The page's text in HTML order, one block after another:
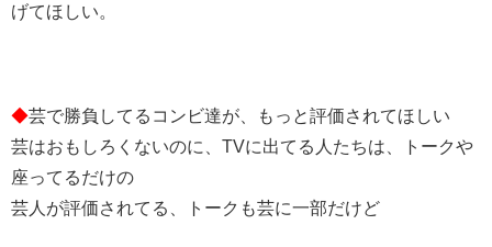
げてほしい。
◆芸で勝負してるコンビ達が、もっと評価されてほしい
芸はおもしろくないのに、TVに出てる人たちは、トークや
座ってるだけの
芸人が評価されてる、トークも芸に一部だけど